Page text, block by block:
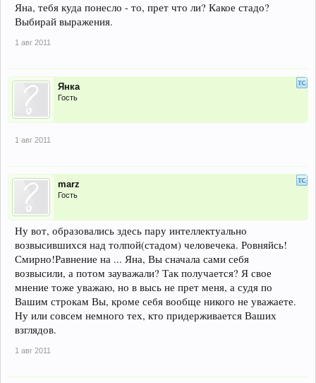
Яна, тебя куда понесло - то, прет что ли? Какое стадо?
Выбирай выражения.
1 авг 2011
Янка
Гость
1 авг 2011
marz
Гость
Ну вот, образовались здесь пару интеллектуально
возвысившихся над толпой(стадом) человечека. Ровняйсь!
Смирно!Равнение на ... Яна, Вы сначала сами себя
возвысили, а потом зауважали? Так получается? Я свое
мнение тоже уважаю, но в высь не прет меня, а судя по
Вашим строкам Вы, кроме себя вообще никого не уважаете.
Ну или совсем немного тех, кто придерживается Ваших
взглядов.
1 авг 2011